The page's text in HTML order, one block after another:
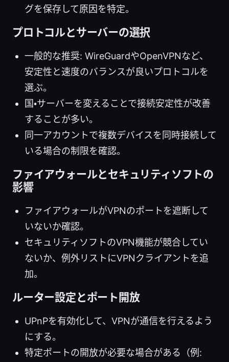
グを保存して原因を特定。
プロトコルとサーバーの選択
一般的な推奨: WireGuardやOpenVPNなど、
安定性と速度のバランスが良いプロトコルを
選ぶ。
国・サーバーを変えることで接続安定性が改善
することが多い。
同一アカウントで複数デバイスを同時接続して
いる場合の制限を確認。
ファイアウォールとセキュリティソフトの
影響
ファイアウォールがVPNのポートを遮断して
いないか確認。
セキュリティソフトのVPN機能が競合してい
ないか、例外リストにVPNクライアントを追
加。
ルーター設定とポート開放
UPnPを有効化して、VPNが通信を行えるよう
にする。
特定ポートの開放が必要な場合がある（例: